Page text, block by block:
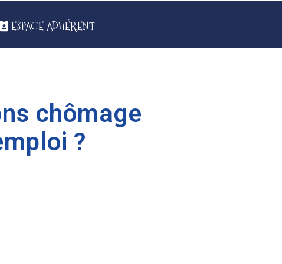
ESPACE ADHÉRENT
chômage
?